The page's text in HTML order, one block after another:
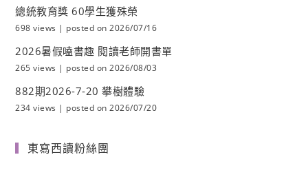
總統教育獎 60學生獲殊榮
698 views | posted on 2026/07/16
2026暑假嗑書趣 閱讀老師開書單
265 views | posted on 2026/08/03
882期2026-7-20 攀樹體驗
234 views | posted on 2026/07/20
東寫西讀粉絲團